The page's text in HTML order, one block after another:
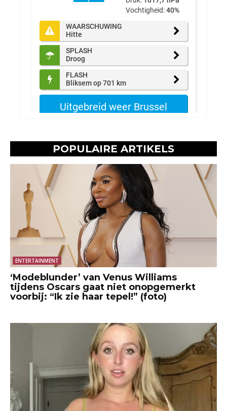
POPULAIRE ARTIKELS
ENTERTAINMENT
‘Modeblunder’ van Venus Williams
tijdens Oscars gaat niet onopgemerkt
voorbij: “Ik zie haar tepel!” (foto)